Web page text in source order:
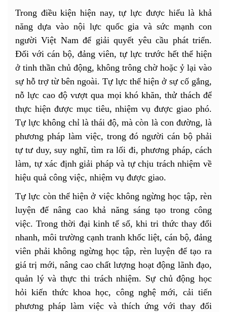
Trong điều kiện hiện nay, tự lực được hiểu là khả
năng dựa vào nội lực quốc gia và sức mạnh con
người Việt Nam để giải quyết yêu cầu phát triển.
Đối với cán bộ, đảng viên, tự lực trước hết thể hiện
ở tinh thần chủ động, không trông chờ hoặc ỷ lại vào
sự hỗ trợ từ bên ngoài. Tự lực thể hiện ở sự cố gắng,
nỗ lực cao độ vượt qua mọi khó khăn, thử thách để
thực hiện được mục tiêu, nhiệm vụ được giao phó.
Tự lực không chỉ là thái độ, mà còn là con đường, là
phương pháp làm việc, trong đó người cán bộ phải
tự tư duy, suy nghĩ, tìm ra lối đi, phương pháp, cách
làm, tự xác định giải pháp và tự chịu trách nhiệm về
hiệu quả công việc, nhiệm vụ được giao.
Tự lực còn thể hiện ở việc không ngừng học tập, rèn
luyện để nâng cao khả năng sáng tạo trong công
việc. Trong thời đại kinh tế số, khi tri thức thay đổi
nhanh, môi trường cạnh tranh khốc liệt, cán bộ, đảng
viên phải không ngừng học tập, rèn luyện để tạo ra
giá trị mới, nâng cao chất lượng hoạt động lãnh đạo,
quản lý và thực thi trách nhiệm. Sự chủ động học
hỏi kiến thức khoa học, công nghệ mới, cải tiến
phương pháp làm việc và thích ứng với thay đổi